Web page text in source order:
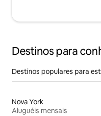
Destinos para
Destinos populares para
Nova York
Aluguéis mensais